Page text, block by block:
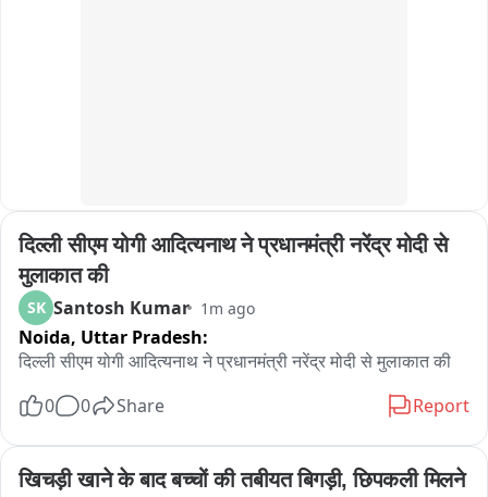
दिल्ली सीएम योगी आदित्यनाथ ने प्रधानमंत्री नरेंद्र मोदी से
मुलाकात की
SK Santosh Kumar 1m ago
Noida, Uttar Pradesh:
दिल्ली सीएम योगी आदित्यनाथ ने प्रधानमंत्री नरेंद्र मोदी से मुलाकात की
0 0 Share Report
खिचड़ी खाने के बाद बच्चों की तबीयत बिगड़ी, छिपकली मिलने